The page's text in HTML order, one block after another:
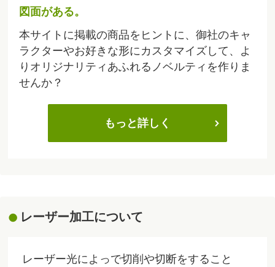
図面がある。
本サイトに掲載の商品をヒントに、御社のキャ
ラクターやお好きな形にカスタマイズして、よ
りオリジナリティあふれるノベルティを作りま
せんか？
もっと詳しく
レーザー加工について
レーザー光によっで切削や切断をすること